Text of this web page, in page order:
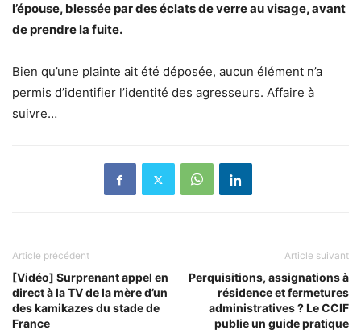
l’épouse, blessée par des éclats de verre au visage, avant
de prendre la fuite.
Bien qu’une plainte ait été déposée, aucun élément n’a
permis d’identifier l’identité des agresseurs. Affaire à
suivre…
Article précédent
[Vidéo] Surprenant appel en
direct à la TV de la mère d’un
des kamikazes du stade de
France
Article suivant
Perquisitions, assignations à
résidence et fermetures
administratives ? Le CCIF
publie un guide pratique